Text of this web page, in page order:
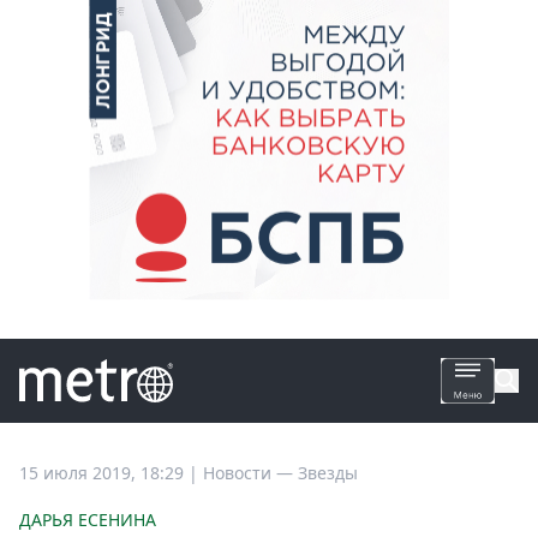
Все
15 июля 2019, 18:29 | Новости — Звезды
ДАРЬЯ ЕСЕНИНА